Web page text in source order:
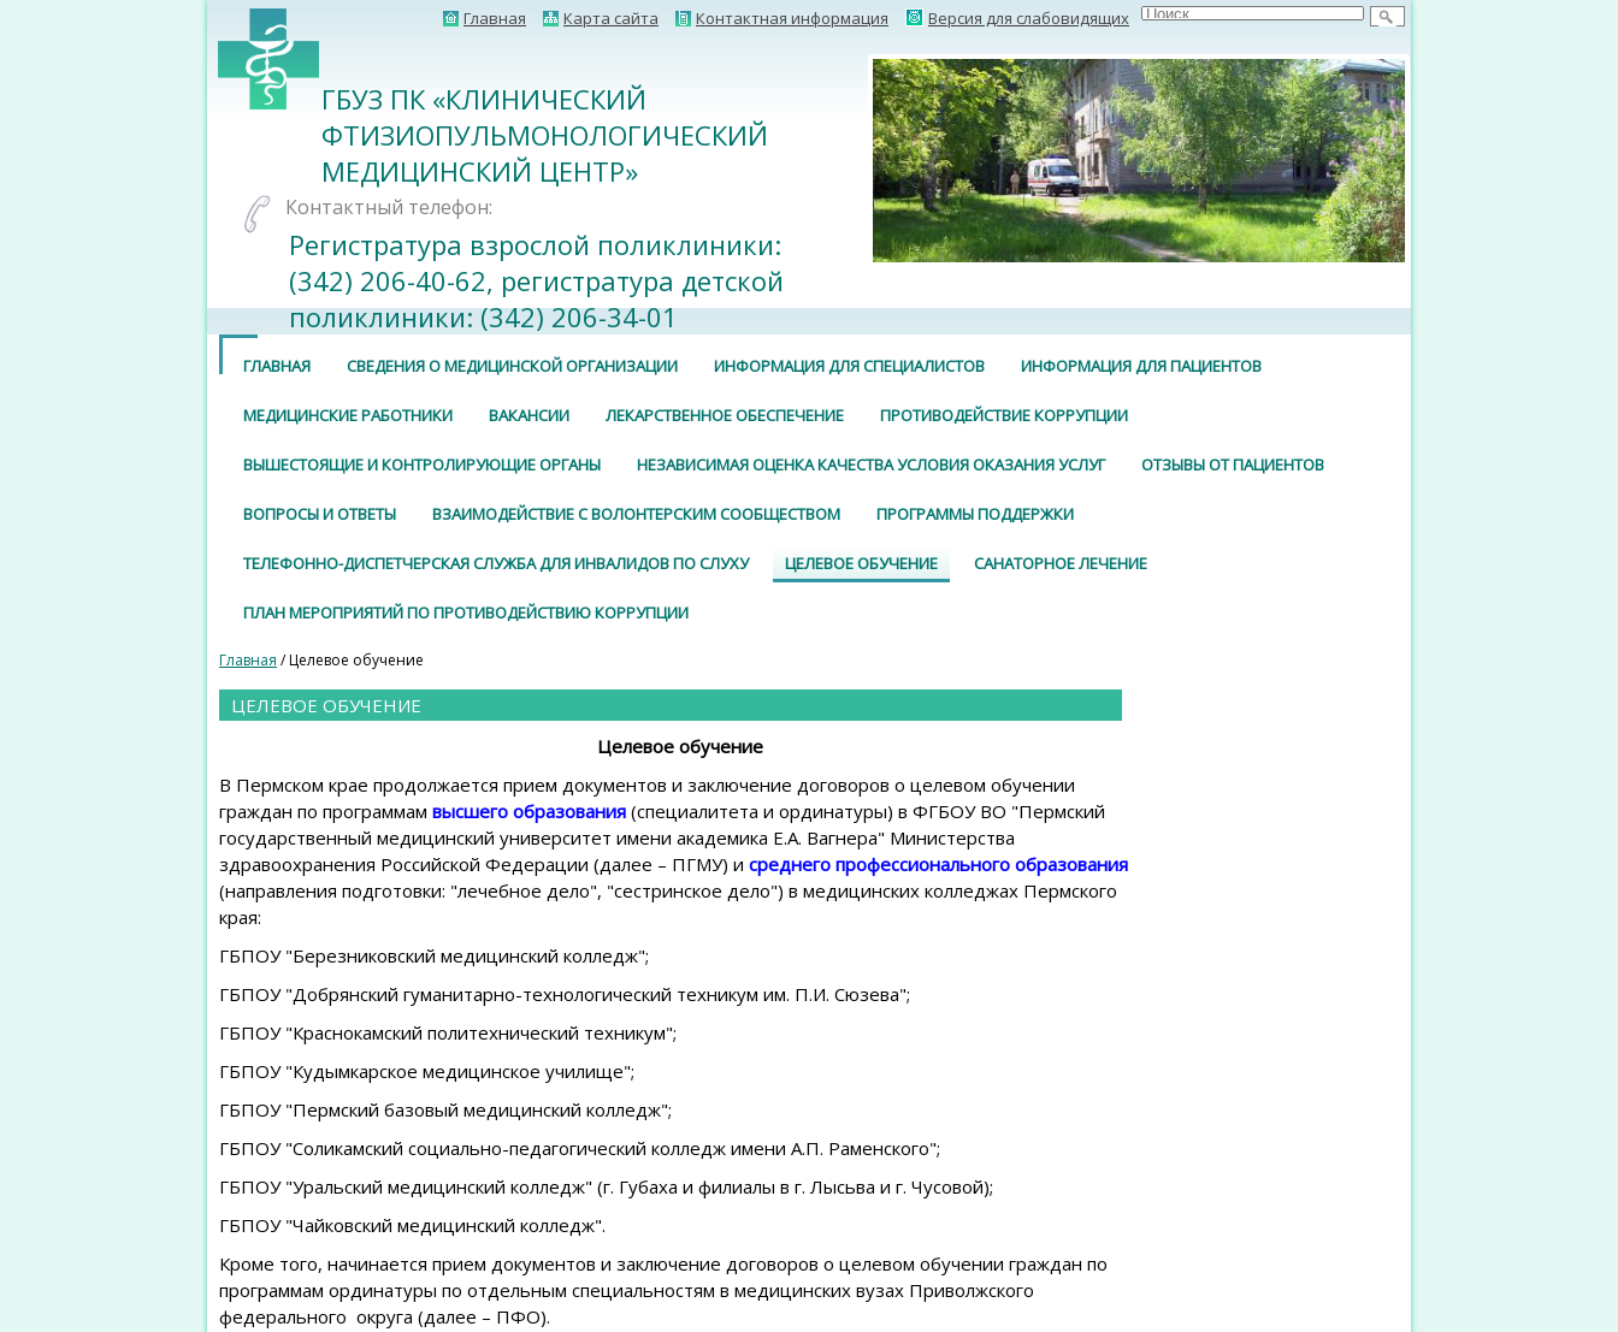
Главная Карта сайта Контактная информация Версия для слабовидящих
ГБУЗ ПК «КЛИНИЧЕСКИЙ
ФТИЗИОПУЛЬМОНОЛОГИЧЕСКИЙ
МЕДИЦИНСКИЙ ЦЕНТР»
Контактный телефон:
Регистратура взрослой поликлиники:
(342) 206-40-62, регистратура детской
поликлиники: (342) 206-34-01
ГЛАВНАЯ СВЕДЕНИЯ О МЕДИЦИНСКОЙ ОРГАНИЗАЦИИ ИНФОРМАЦИЯ ДЛЯ СПЕЦИАЛИСТОВ ИНФОРМАЦИЯ ДЛЯ ПАЦИЕНТОВ
МЕДИЦИНСКИЕ РАБОТНИКИ ВАКАНСИИ ЛЕКАРСТВЕННОЕ ОБЕСПЕЧЕНИЕ ПРОТИВОДЕЙСТВИЕ КОРРУПЦИИ
ВЫШЕСТОЯЩИЕ И КОНТРОЛИРУЮЩИЕ ОРГАНЫ НЕЗАВИСИМАЯ ОЦЕНКА КАЧЕСТВА УСЛОВИЯ ОКАЗАНИЯ УСЛУГ ОТЗЫВЫ ОТ ПАЦИЕНТОВ
ВОПРОСЫ И ОТВЕТЫ ВЗАИМОДЕЙСТВИЕ С ВОЛОНТЕРСКИМ СООБЩЕСТВОМ ПРОГРАММЫ ПОДДЕРЖКИ
ТЕЛЕФОННО-ДИСПЕТЧЕРСКАЯ СЛУЖБА ДЛЯ ИНВАЛИДОВ ПО СЛУХУ ЦЕЛЕВОЕ ОБУЧЕНИЕ САНАТОРНОЕ ЛЕЧЕНИЕ
ПЛАН МЕРОПРИЯТИЙ ПО ПРОТИВОДЕЙСТВИЮ КОРРУПЦИИ
Главная / Целевое обучение
ЦЕЛЕВОЕ ОБУЧЕНИЕ
Целевое обучение
В Пермском крае продолжается прием документов и заключение договоров о целевом обучении
граждан по программам высшего образования (специалитета и ординатуры) в ФГБОУ ВО "Пермский
государственный медицинский университет имени академика Е.А. Вагнера" Министерства
здравоохранения Российской Федерации (далее – ПГМУ) и среднего профессионального образования
(направления подготовки: "лечебное дело", "сестринское дело") в медицинских колледжах Пермского
края:
ГБПОУ "Березниковский медицинский колледж";
ГБПОУ "Добрянский гуманитарно-технологический техникум им. П.И. Сюзева";
ГБПОУ "Краснокамский политехнический техникум";
ГБПОУ "Кудымкарское медицинское училище";
ГБПОУ "Пермский базовый медицинский колледж";
ГБПОУ "Соликамский социально-педагогический колледж имени А.П. Раменского";
ГБПОУ "Уральский медицинский колледж" (г. Губаха и филиалы в г. Лысьва и г. Чусовой);
ГБПОУ "Чайковский медицинский колледж".
Кроме того, начинается прием документов и заключение договоров о целевом обучении граждан по
программам ординатуры по отдельным специальностям в медицинских вузах Приволжского
федерального округа (далее – ПФО).